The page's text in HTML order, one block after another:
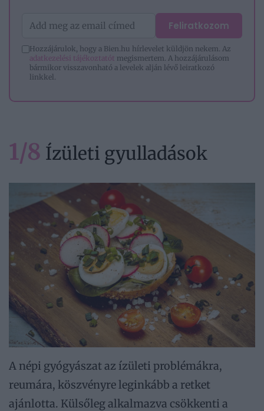
Feliratkozom
Hozzájárulok, hogy a Bien.hu hírlevelet küldjön nekem. Az
adatkezelési tájékoztatót megismertem. A hozzájárulásom
bármikor visszavonható a levelek alján lévő leiratkozó
linkkel.
1/8 Ízületi gyulladások
A népi gyógyászat az ízületi problémákra,
reumára, köszvényre leginkább a retket
ajánlotta. Külsőleg alkalmazva csökkenti a